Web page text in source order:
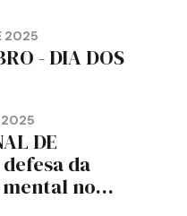
2025
- DIA DOS
2025
DE
no